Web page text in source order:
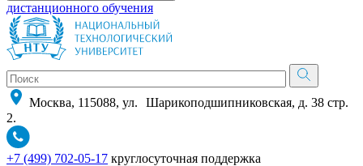
дистанционного обучения
Москва, 115088, ул. Шарикоподшипниковская, д. 38 стр.
2.
+7 (499) 702-05-17 круглосуточная поддержка